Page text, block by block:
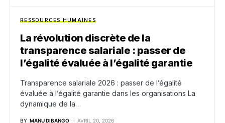
RESSOURCES HUMAINES
La révolution discrète de la
transparence salariale : passer de
l’égalité évaluée à l’égalité garantie
Transparence salariale 2026 : passer de l’égalité
évaluée à l’égalité garantie dans les organisations La
dynamique de la…
BY MANU DIBANGO AVRIL 20, 2026